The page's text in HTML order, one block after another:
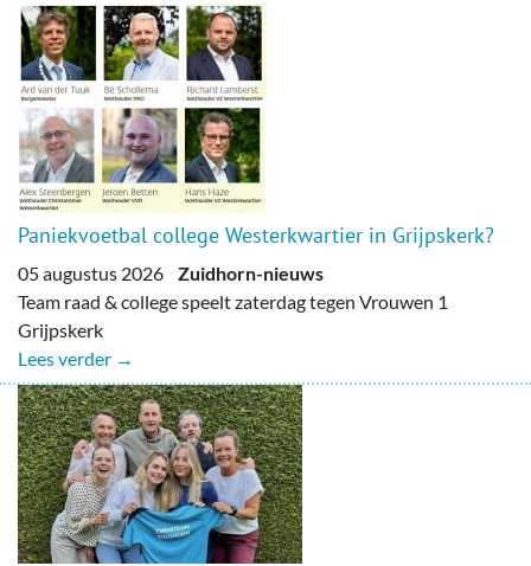
Paniekvoetbal college Westerkwartier in Grijpskerk?
05 augustus 2026 Zuidhorn-nieuws
Team raad & college speelt zaterdag tegen Vrouwen 1
Grijpskerk
Lees verder →